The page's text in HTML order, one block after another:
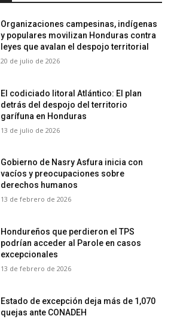
Organizaciones campesinas, indígenas
y populares movilizan Honduras contra
leyes que avalan el despojo territorial
20 de julio de 2026
El codiciado litoral Atlántico: El plan
detrás del despojo del territorio
garífuna en Honduras
13 de julio de 2026
Gobierno de Nasry Asfura inicia con
vacíos y preocupaciones sobre
derechos humanos
13 de febrero de 2026
Hondureños que perdieron el TPS
podrían acceder al Parole en casos
excepcionales
13 de febrero de 2026
Estado de excepción deja más de 1,070
quejas ante CONADEH